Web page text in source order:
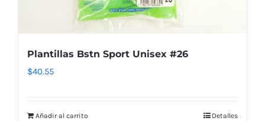
Plantillas Bstn Sport Unisex #26
$40.55
Añadir al carrito Detalles